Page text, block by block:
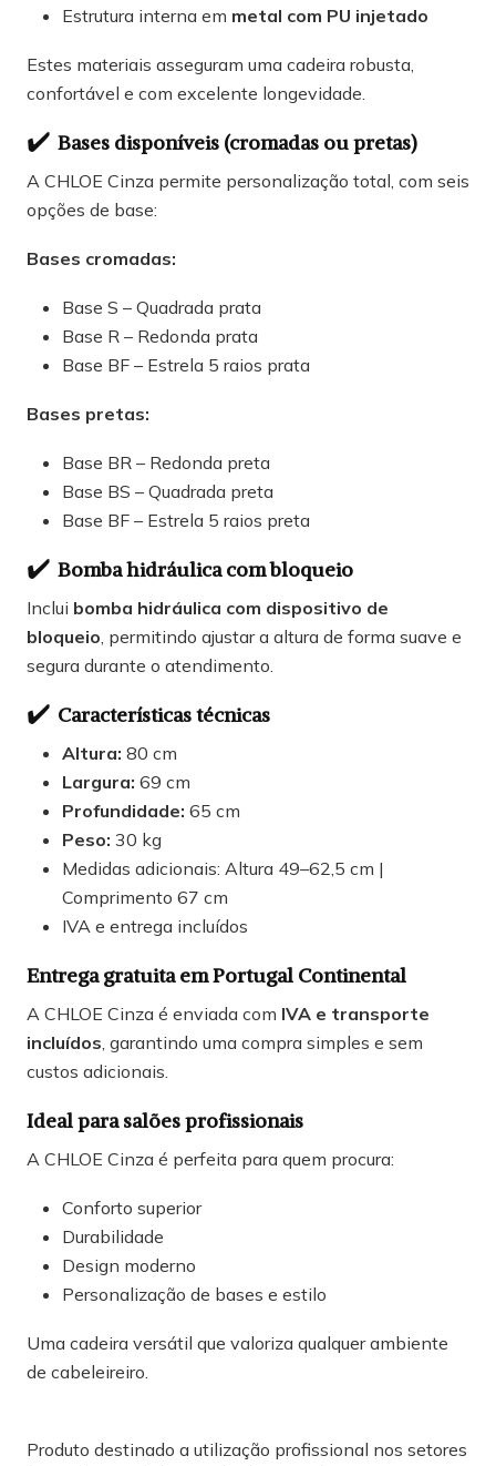
Estrutura interna em metal com PU injetado
Estes materiais asseguram uma cadeira robusta,
confortável e com excelente longevidade.
✔️ Bases disponíveis (cromadas ou pretas)
A CHLOE Cinza permite personalização total, com seis
opções de base:
Bases cromadas:
Base S – Quadrada prata
Base R – Redonda prata
Base BF – Estrela 5 raios prata
Bases pretas:
Base BR – Redonda preta
Base BS – Quadrada preta
Base BF – Estrela 5 raios preta
✔️ Bomba hidráulica com bloqueio
Inclui bomba hidráulica com dispositivo de
bloqueio, permitindo ajustar a altura de forma suave e
segura durante o atendimento.
✔️ Características técnicas
Altura: 80 cm
Largura: 69 cm
Profundidade: 65 cm
Peso: 30 kg
Medidas adicionais: Altura 49–62,5 cm |
Comprimento 67 cm
IVA e entrega incluídos
Entrega gratuita em Portugal Continental
A CHLOE Cinza é enviada com IVA e transporte
incluídos, garantindo uma compra simples e sem
custos adicionais.
Ideal para salões profissionais
A CHLOE Cinza é perfeita para quem procura:
Conforto superior
Durabilidade
Design moderno
Personalização de bases e estilo
Uma cadeira versátil que valoriza qualquer ambiente
de cabeleireiro.
Produto destinado a utilização profissional nos setores